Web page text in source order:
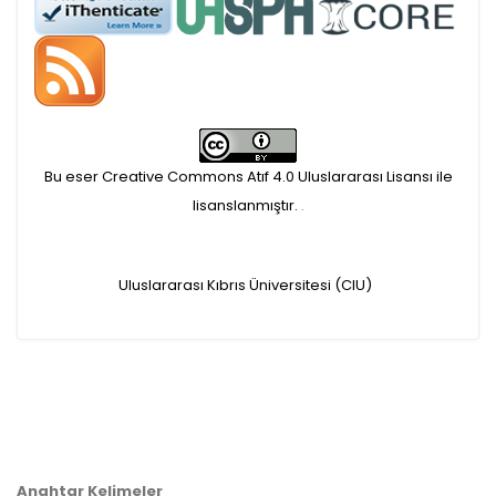
APC ödemesi
Öndenetimden geçen
makaleler için, 100 Avro
Makale İşletim Ücreti (APC)
Bu eser Creative Commons Atıf 4.0 Uluslararası Lisansı ile
lisanslanmıştır. .
Uluslararası Kıbrıs Üniversitesi (CIU)
Anahtar Kelimeler